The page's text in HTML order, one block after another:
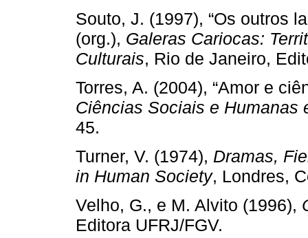
Souto, J. (1997), “Os outros
(org.), Galeras Cariocas:
Culturais, Rio de Janeiro,
Torres, A. (2004), “Amor e
Ciências Sociais e
45.
Turner, V. (1974), Dramas,
in Human Society, Londres,
Velho, G., e M. Alvito (1996),
Editora UFRJ/FGV.